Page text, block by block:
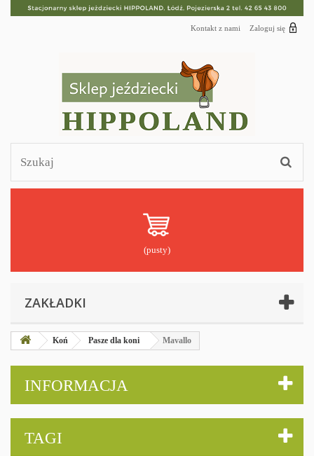
Zaloguj się
Kontakt z nami
(pusty)
ZAKŁADKI
Koń Pasze dla koni Mavallo
INFORMACJA
TAGI